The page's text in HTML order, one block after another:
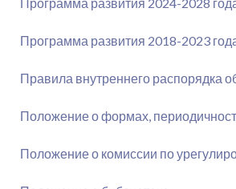
Программа развития 2018-2023
Правила внутреннего распорядка
Положение о формах,
Положение о комиссии по